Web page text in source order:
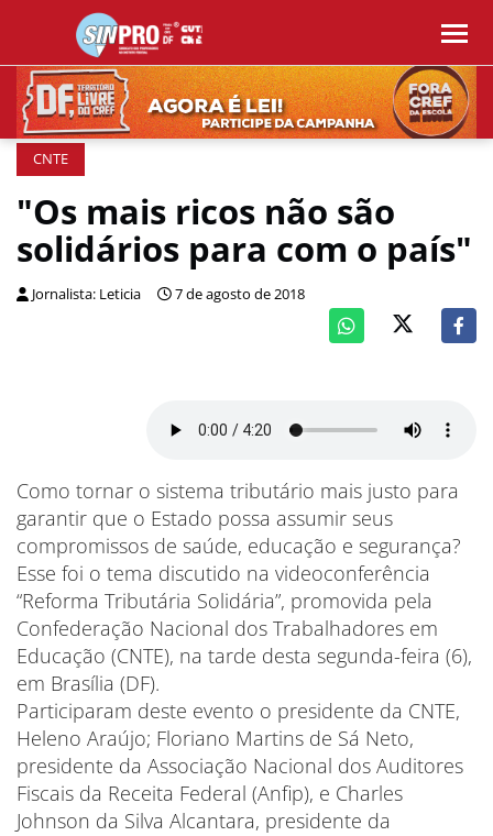
CNTE
"Os mais ricos não são
solidários para com o país"
Jornalista: Leticia 7 de agosto de 2018
Como tornar o sistema tributário mais justo para
garantir que o Estado possa assumir seus
compromissos de saúde, educação e segurança?
Esse foi o tema discutido na videoconferência
“Reforma Tributária Solidária”, promovida pela
Confederação Nacional dos Trabalhadores em
Educação (CNTE), na tarde desta segunda-feira (6),
em Brasília (DF).
Participaram deste evento o presidente da CNTE,
Heleno Araújo; Floriano Martins de Sá Neto,
presidente da Associação Nacional dos Auditores
Fiscais da Receita Federal (Anfip), e Charles
Johnson da Silva Alcantara, presidente da